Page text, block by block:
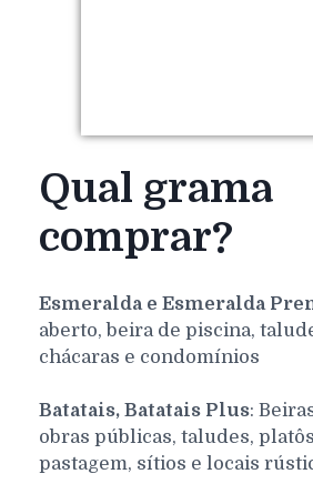
Qual grama
comprar?
Esmeralda e Esmeralda
aberto, beira de piscina,
chácaras e condomínios
Batatais, Batatais Plus:
obras públicas, taludes,
pastagem, sítios e locais